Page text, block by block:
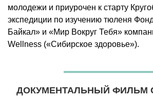
молодежи и приурочен к старту
экспедиции по изучению тюленя
Байкал» и «Мир Вокруг Тебя»
Wellness («Сибирское здоровье»).
ДОКУМЕНТАЛЬНЫЙ ФИЛЬМ